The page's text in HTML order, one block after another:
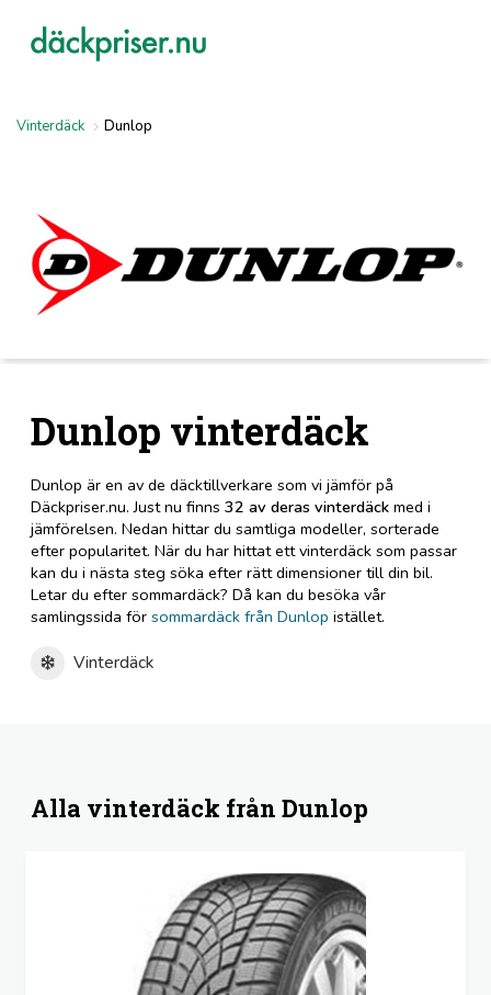
Vinterdäck Dunlop
Dunlop vinterdäck
Dunlop är en av de däcktillverkare som vi jämför på
Däckpriser.nu. Just nu finns32 av deras vinterdäck med i
jämförelsen. Nedan hittar du samtliga modeller, sorterade
efter popularitet. När du har hittat ett vinterdäck som passar
kan du i nästa steg söka efter rätt dimensioner till din bil.
Letar du efter sommardäck? Då kan du besöka vår
samlingssida försommardäck från Dunlop istället.
Vinterdäck
Alla vinterdäck från Dunlop